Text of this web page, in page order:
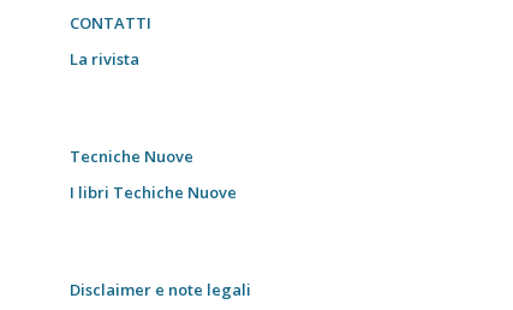
CONTATTI
La rivista
Tecniche Nuove
I libri Techiche Nuove
Disclaimer e note legali